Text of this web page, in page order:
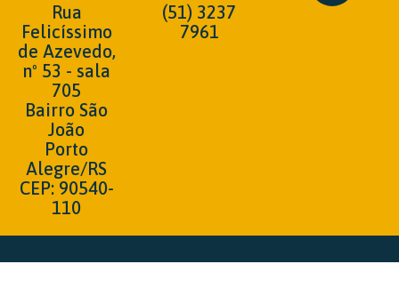
Rua
Felicíssimo
de Azevedo,
nº 53 - sala
705
Bairro São
João
Porto
Alegre/RS
CEP: 90540-
110
(51) 3237
7961